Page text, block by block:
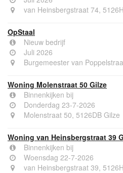
van Heinsbergstraat 74,
OpStaal
Nieuw bedrijf
Juli 2026
Burgemeester van
Woning Molenstraat 50 Gilze
Binnenkijken bij
Donderdag 23-7-2026
Molenstraat 50, 5126DB Gilze
Woning van Heinsbergstraat 39
Binnenkijken bij
Woensdag 22-7-2026
van Heinsbergstraat 39,